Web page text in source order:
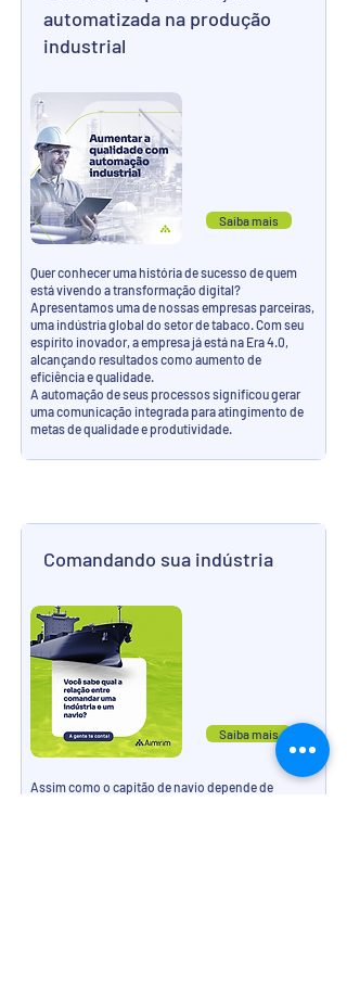
automatizada na produção
industrial
Saiba mais
Quer conhecer uma história de sucesso de quem
está vivendo a transformação digital? ​
Apresentamos uma de nossas empresas parceiras,
uma indústria global do setor de tabaco. Com seu
espírito inovador, a empresa já está na Era 4.0,
alcançando resultados como aumento de
eficiência e qualidade.​
A automação de seus processos significou gerar
uma comunicação integrada para atingimento de
metas de qualidade e produtividade.
Comandando sua indústria
Saiba mais
Assim como o capitão de navio depende de